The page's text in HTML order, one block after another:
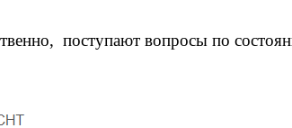
поступают вопросы по